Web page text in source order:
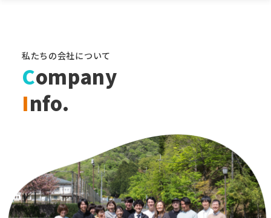
私たちの会社について
Company
Info.